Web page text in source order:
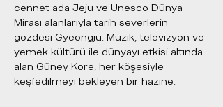
cennet ada Jeju ve Unesco Dünya
Mirası alanlarıyla tarih severlerin
gözdesi Gyeongju. Müzik, televizyon ve
yemek kültürü ile dünyayı etkisi altında
alan Güney Kore, her köşesiyle
keşfedilmeyi bekleyen bir hazine.